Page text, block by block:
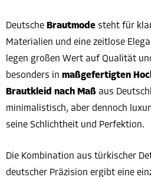
Deutsche Brautmode steht für
Materialien und eine zeitlose
legen großen Wert auf Qualität
besonders in maßgefertigten
Brautkleid nach Maß aus
minimalistisch, aber dennoch
seine Schlichtheit und Perfektion.
Die Kombination aus türkischer
deutscher Präzision ergibt eine